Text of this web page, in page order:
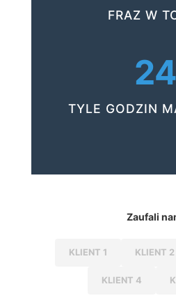
FRAZ W
24
TYLE GODZIN
Zaufali
KLIENT 1 KLIENT 2
KLIENT 4